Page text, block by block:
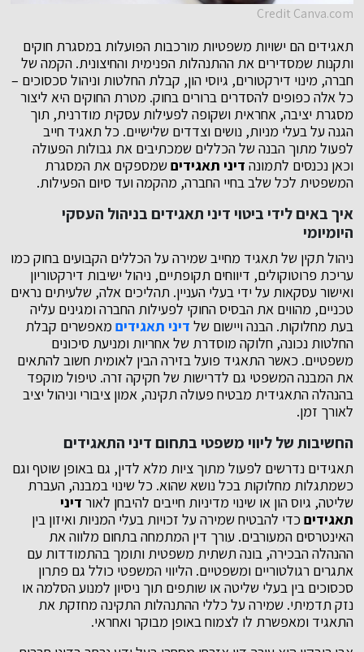
Credit Canva.com
תאגידים הם ישויות משפטיות מורכבות הפועלות במסגרת חוקים
ותקנות שמסדירים את ההתנהלות הפנימית והחיצונית. הקמה של
חברה, מינוי דירקטורים, גיוסי הון, קבלת החלטות וניהול סכסוכים –
כל אלה כפופים להסדרים ברורים בחוק. מטרת החוקים היא ליצור
מסגרת יציבה, אחראית ושקופה לפעילות עסקית מודרנית, תוך
הגנה על בעלי מניות, נושים וצדדים שלישיים. כל תאגיד חייב
לפעול מתוך הבנה של הכללים שמכתיבים את גבולות הפעולה
וכאן נכנסים לתמונה דיני תאגידיםשמספקים את המסגרת
המשפטית לכל שלב בחיי החברה, מהקמה ועד סיום הפעילות.
איך באים לידי ביטוי דיני תאגידים בניהול העסקי
היומיומי
ניהול תקין של תאגיד מחייב שמירה על הכללים הקבועים בחוק כמו
עריכת פרוטוקולים, דיווחים תקופתיים, ניהול ישיבות דירקטוריון
ואישור עסקאות על ידי בעלי העניין. תהליכים אלה, שלעיתים נראים
טכניים, מהווים את הבסיס החוקי לפעילות החברה ומגינים עליה
בעת מחלוקות. הבנה ויישום של דיני תאגידיםמאפשרים קבלת
החלטות נכונה, חלוקה מוסדרת של אחריות ומניעת סיכונים
משפטיים. כאשר התאגיד פועל בזירה הבין לאומית חשוב להתאים
את המבנה המשפטי גם לדרישות של חקיקה זרה. טיפול מוקפד
בהנהלה התאגידית מבטיח פעולה תקינה, אמון ציבורי וניהול יציב
לאורך זמן.
החשיבות של ליווי משפטי בתחום דיני התאגידים
תאגידים נדרשים לפעול מתוך ציות מלא לדין, גם באופן שוטף וגם
כשמתגלות מחלוקות בכל נושא שהוא. כל שינוי במבנה, העברת
שליטה, גיוס הון או שינוי מדיניות חייבים להיבחן לאור דיני
תאגידיםכדי להבטיח שמירה על זכויות בעלי המניות ואיזון בין
האינטרסים המעורבים. עורך דין המתמחה בתחום מלווה את
ההנהלה הבכירה, בונה תשתית משפטית ותומך בהתמודדות עם
אתגרים רגולטוריים ומשפטיים. הליווי המשפטי כולל גם פתרון
סכסוכים בין בעלי שליטה או שותפים תוך ניסיון למנוע הסלמה או
נזק תדמיתי. שמירה על כללי ההתנהלות התקינה מחזקת את
התאגיד ומאפשרת לו לצמוח באופן מבוקר ואחראי.